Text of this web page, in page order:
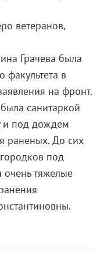
ветеранов,
Грачева была
факультета в
на фронт.
санитаркой
и под дождем
раненых. До сих
под
очень тяжелые